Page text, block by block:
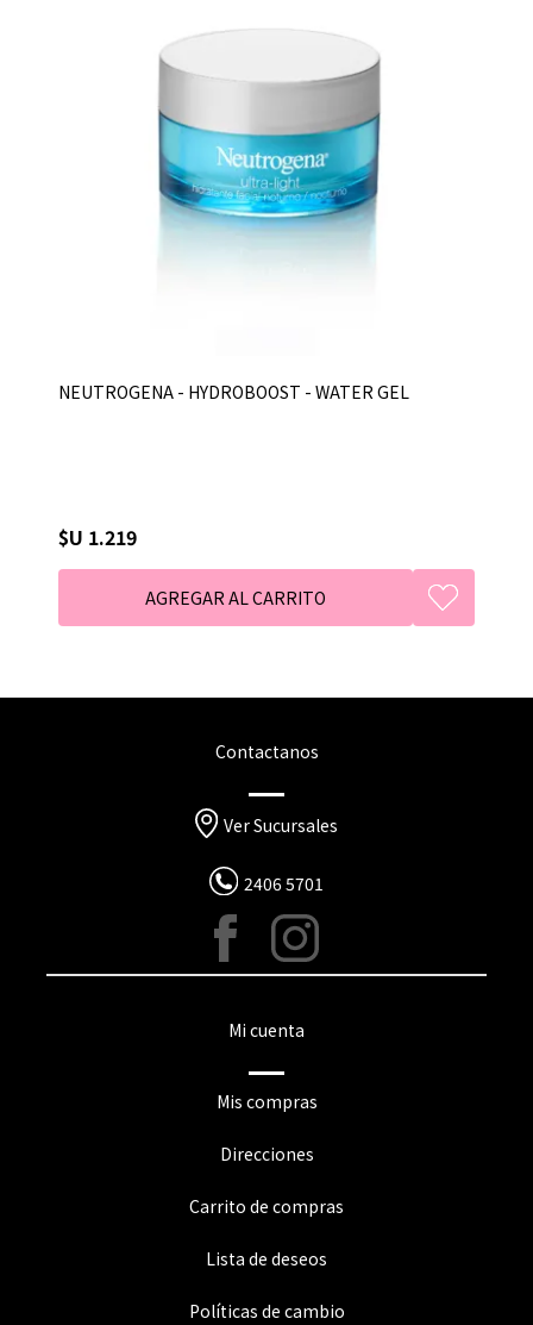
NEUTROGENA - HYDROBOOST - WATER GEL
$U 1.219
Contactanos
Ver Sucursales
2406 5701
Mi cuenta
Mis compras
Direcciones
Carrito de compras
Lista de deseos
Políticas de cambio